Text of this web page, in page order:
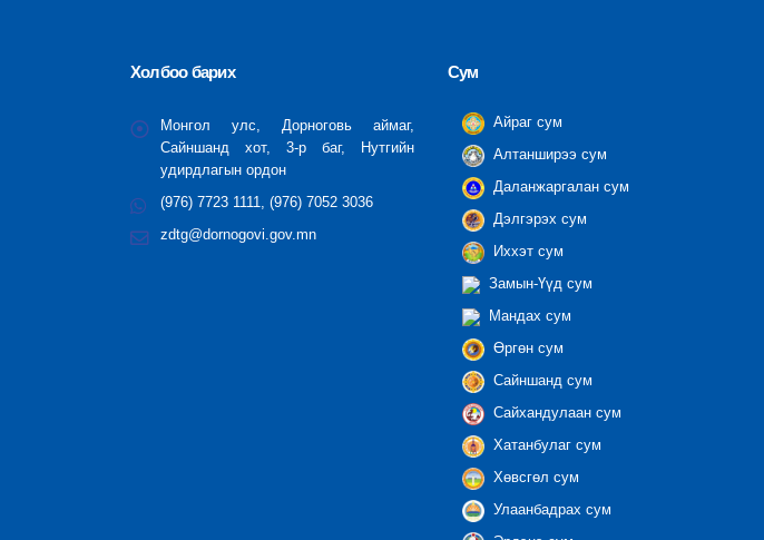
Холбоо барих
Монгол улс, Дорноговь аймаг,
Сайншанд хот, 3-р баг, Нутгийн
удирдлагын ордон
(976) 7723 1111, (976) 7052 3036
zdtg@dornogovi.gov.mn
Сум
Айраг сум
Алтанширээ сум
Даланжаргалан сум
Дэлгэрэх сум
Иххэт сум
Замын-Үүд сум
Мандах сум
Өргөн сум
Сайншанд сум
Сайхандулаан сум
Хатанбулаг сум
Хөвсгөл сум
Улаанбадрах сум